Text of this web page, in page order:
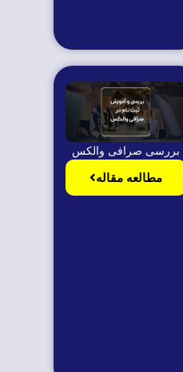
۲۰۲۴
بررسی صرافی والکس
مطالعه مقاله